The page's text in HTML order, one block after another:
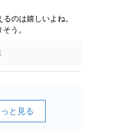
のは嬉しいよね。
う。
と見る